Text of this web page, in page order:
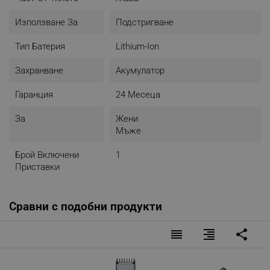
Използване За Подстригване
Тип Батерия Lithium-Ion
Захранване Акумулатор
Гаранция 24 Месеца
За
Жени
Мъже
Брой Включени
Приставки
1
Сравни с подобни продукти
reorder format_align_right share